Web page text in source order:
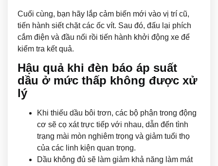
Cuối cùng, bạn hãy lắp cảm biến mới vào vị trí cũ,
tiến hành siết chặt các ốc vít. Sau đó, đấu lại phích
cắm điện và đầu nối rồi tiến hành khởi động xe để
kiểm tra kết quả.
Hậu quả khi đèn báo áp suất
dầu ở mức thấp không được xử
lý
Khi thiếu dầu bôi trơn, các bộ phận trong động
cơ sẽ cọ xát trực tiếp với nhau, dẫn đến tình
trạng mài mòn nghiêm trọng và giảm tuổi thọ
của các linh kiện quan trọng.
Dầu không đủ sẽ làm giảm khả năng làm mát